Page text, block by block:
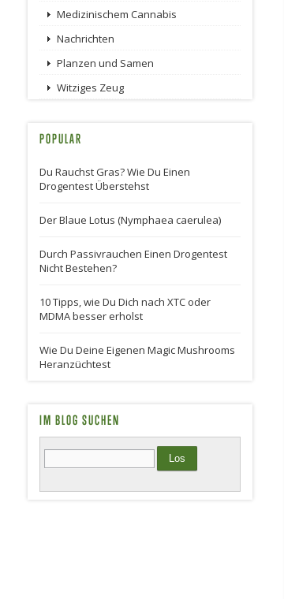
Medizinischem Cannabis
Nachrichten
Planzen und Samen
Witziges Zeug
POPULAR
Du Rauchst Gras? Wie Du Einen
Drogentest Überstehst
Der Blaue Lotus (Nymphaea caerulea)
Durch Passivrauchen Einen Drogentest
Nicht Bestehen?
10 Tipps, wie Du Dich nach XTC oder
MDMA besser erholst
Wie Du Deine Eigenen Magic Mushrooms
Heranzüchtest
IM BLOG SUCHEN